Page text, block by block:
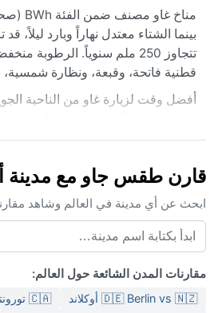
تتجاوز 250 ملم سنوياً.
قطنية فاتحة، وقبعة، ونظارة شمسية،
أفضل وقت لزيارة غاو من الناحية
القصوى تشكل التحدي الأكبر، خاصة
قارن طقس جاو مع مدينة
ابحث عن أي مدينة في العالم وشاهد
مقارنات المدن الشائعة حول العالم:
🇩🇪 Berlin vs 🇳🇿 أوكلاند 🇨🇦 تورونتو vs 🇲🇽 مدينة مكسيكو